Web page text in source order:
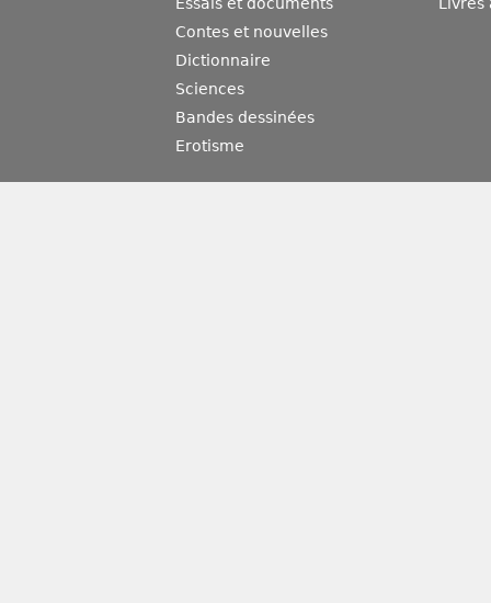
Essais et documents
Contes et nouvelles
Dictionnaire
Sciences
Bandes dessinées
Erotisme
Livres